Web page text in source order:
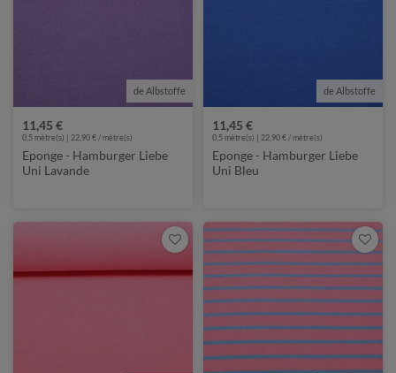
de Albstoffe
11,45 €
0,5 mètre(s) | 22,90 € / mètre(s)
Eponge - Hamburger Liebe
Uni Lavande
de Albstoffe
11,45 €
0,5 mètre(s) | 22,90 € / mètre(s)
Eponge - Hamburger Liebe
Uni Bleu